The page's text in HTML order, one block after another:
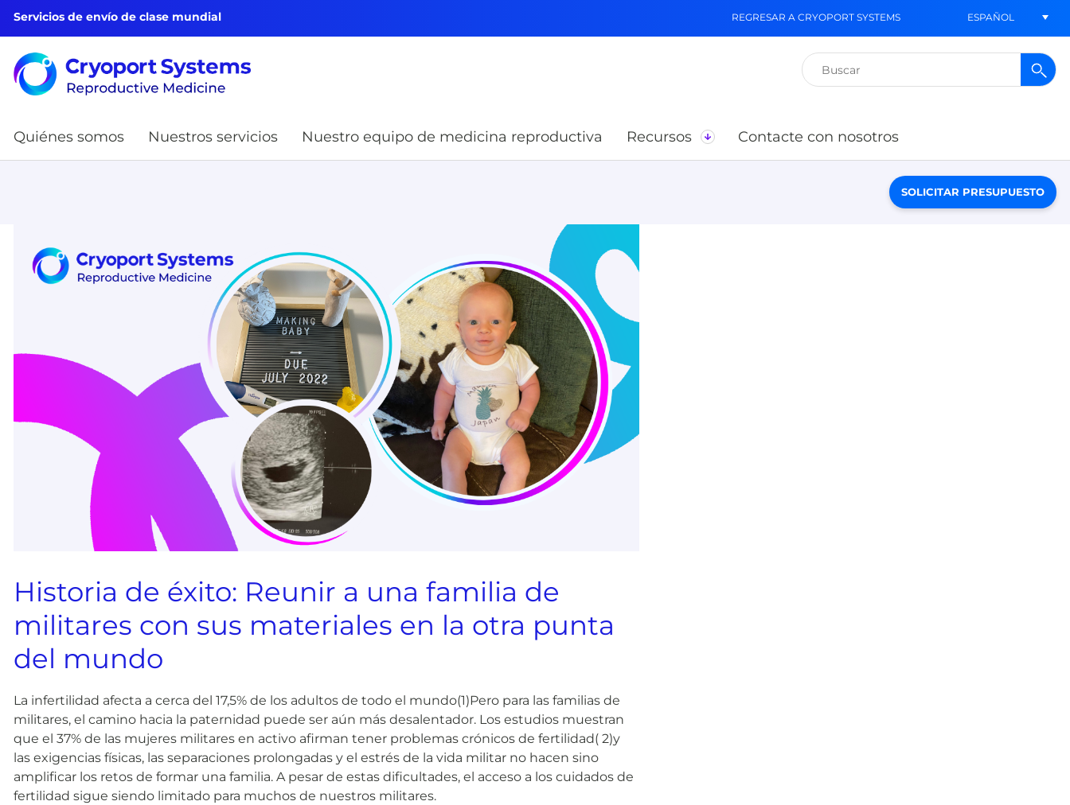
Servicios de envío de clase mundial REGRESAR A CRYOPORT SYSTEMS ESPAÑOL
Buscar:
Quiénes somos Nuestros servicios Nuestro equipo de medicina reproductiva Recursos Contacte con nosotros
SOLICITAR PRESUPUESTO
Historia de éxito: Reunir a una familia de
militares con sus materiales en la otra punta
del mundo
La infertilidad afecta a cerca del 17,5% de los adultos de todo el mundo(1)Pero para las familias de
militares, el camino hacia la paternidad puede ser aún más desalentador. Los estudios muestran
que el 37% de las mujeres militares en activo afirman tener problemas crónicos de fertilidad( 2)y
las exigencias físicas, las separaciones prolongadas y el estrés de la vida militar no hacen sino
amplificar los retos de formar una familia. A pesar de estas dificultades, el acceso a los cuidados de
fertilidad sigue siendo limitado para muchos de nuestros militares.